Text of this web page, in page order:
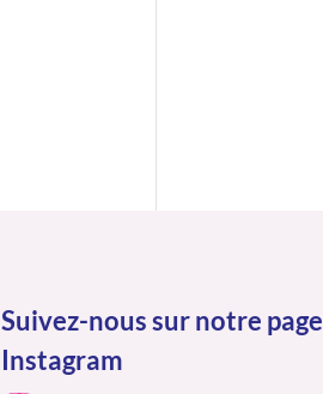
Suivez-nous sur notre page
Instagram